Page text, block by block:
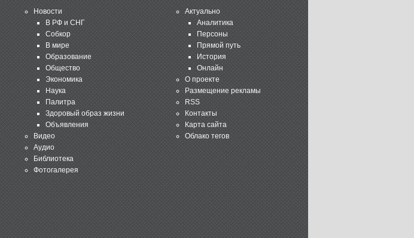
Новости
В РФ и СНГ
Собкор
В мире
Образование
Общество
Экономика
Наука
Палитра
Здоровый образ жизни
Объявления
Видео
Аудио
Библиотека
Фотогалерея
Актуально
Аналитика
Персоны
Прямой путь
История
Онлайн
О проекте
Размещение рекламы
RSS
Контакты
Карта сайта
Облако тегов